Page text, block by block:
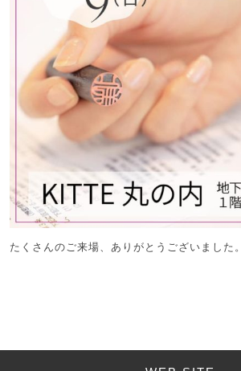
たくさんのご来場、ありがとうございました。